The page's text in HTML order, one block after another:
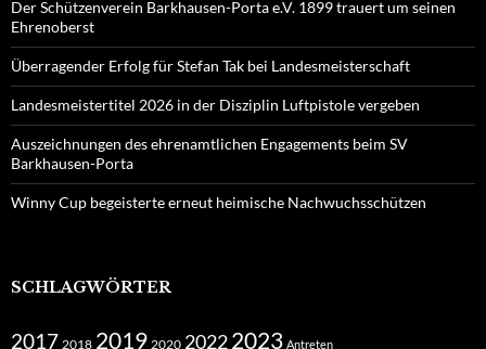
Der Schützenverein Barkhausen-Porta e.V. 1899 trauert um seinen
Ehrenoberst
Überragender Erfolg für Stefan Tak bei Landesmeisterschaft
Landesmeistertitel 2026 in der Disziplin Luftpistole vergeben
Auszeichnungen des ehrenamtlichen Engagements beim SV
Barkhausen-Porta
Winny Cup begeisterte erneut heimische Nachwuchsschützen
SCHLAGWÖRTER
2017 2018 2019 2020 20222023 Antreten